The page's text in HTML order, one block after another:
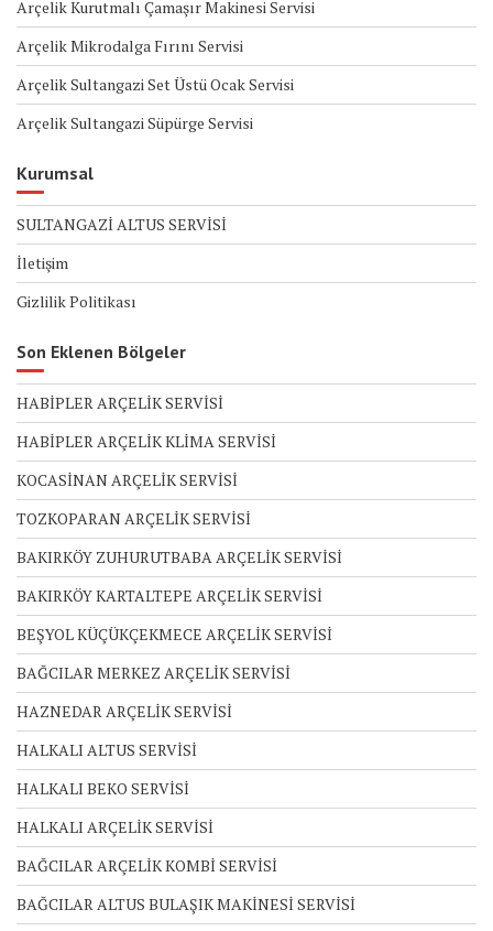
Arçelik Kurutmalı Çamaşır Makinesi Servisi
Arçelik Mikrodalga Fırını Servisi
Arçelik Sultangazi Set Üstü Ocak Servisi
Arçelik Sultangazi Süpürge Servisi
Kurumsal
SULTANGAZİ ALTUS SERVİSİ
İletişim
Gizlilik Politikası
Son Eklenen Bölgeler
HABİPLER ARÇELİK SERVİSİ
HABİPLER ARÇELİK KLİMA SERVİSİ
KOCASİNAN ARÇELİK SERVİSİ
TOZKOPARAN ARÇELİK SERVİSİ
BAKIRKÖY ZUHURUTBABA ARÇELİK SERVİSİ
BAKIRKÖY KARTALTEPE ARÇELİK SERVİSİ
BEŞYOL KÜÇÜKÇEKMECE ARÇELİK SERVİSİ
BAĞCILAR MERKEZ ARÇELİK SERVİSİ
HAZNEDAR ARÇELİK SERVİSİ
HALKALI ALTUS SERVİSİ
HALKALI BEKO SERVİSİ
HALKALI ARÇELİK SERVİSİ
BAĞCILAR ARÇELİK KOMBİ SERVİSİ
BAĞCILAR ALTUS BULAŞIK MAKİNESİ SERVİSİ